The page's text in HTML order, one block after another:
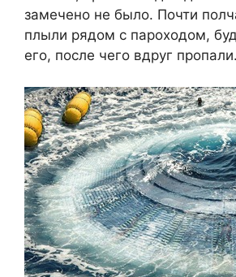
замечено не было. Почти
плыли рядом с пароходом,
его, после чего вдруг пропали.